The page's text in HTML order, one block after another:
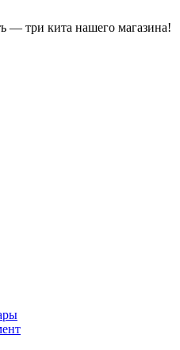
— три кита нашего магазина!